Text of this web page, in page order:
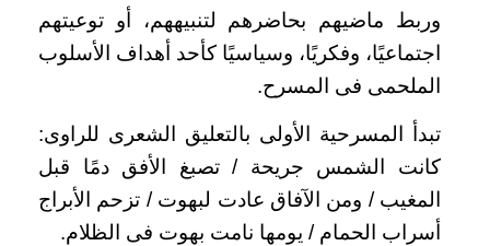
وربط ماضيهم بحاضرهم لتنبيههم، أو توعيتهم
اجتماعيًا، وفكريًا، وسياسيًا كأحد أهداف الأسلوب
الملحمى فى المسرح.
تبدأ المسرحية الأولى بالتعليق الشعرى للراوى:
كانت الشمس جريحة / تصبغ الأفق دمًا قبل
المغيب / ومن الآفاق عادت لبهوت / تزحم الأبراج
أسراب الحمام / يومها نامت بهوت فى الظلام.